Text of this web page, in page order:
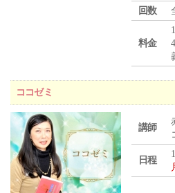
回数
料金
ココゼミ
講師
日程